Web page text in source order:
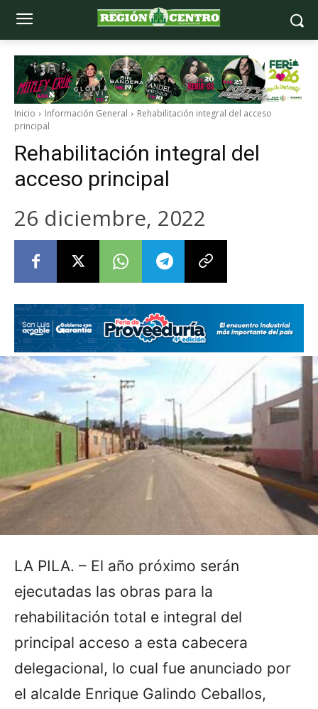
Inicio Información General
Rehabilitación integral del acceso
principal
Rehabilitación integral del
acceso principal
26 diciembre, 2022
LA PILA. – El año próximo serán
ejecutadas las obras para la
rehabilitación total e integral del
principal acceso a esta cabecera
delegacional, lo cual fue anunciado por
el alcalde Enrique Galindo Ceballos,